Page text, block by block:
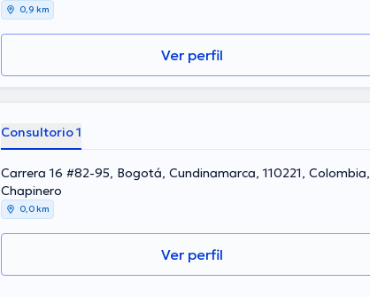
0,9 km
Ver perfil
Consultorio 1
Carrera 16 #82-95, Bogotá, Cundinamarca, 110221, Colombia,
Chapinero
0,0 km
Ver perfil